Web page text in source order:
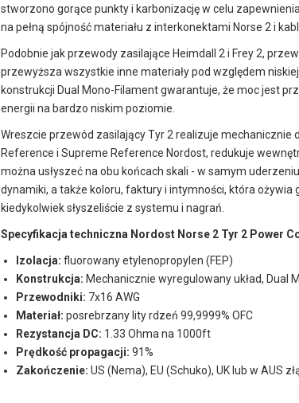
stworzono gorące punkty i karbonizację w celu
na pełną spójność materiału z interkonektami Norse 2 i
Podobnie jak przewody zasilające Heimdall 2 i Frey 2,
przewyższa wszystkie inne materiały pod względem
konstrukcji Dual Mono-Filament gwarantuje, że moc jest
energii na bardzo niskim poziomie.
Wreszcie przewód zasilający Tyr 2 realizuje mechanicznie
Reference i Supreme Reference Nordost, redukuje
można usłyszeć na obu końcach skali - w samym
dynamiki, a także koloru, faktury i intymności, która
kiedykolwiek słyszeliście z systemu i nagrań.
Specyfikacja techniczna Nordost Norse 2 Tyr 2 Power
Izolacja: fluorowany etylenopropylen (FEP)
Konstrukcja: Mechanicznie wyregulowany układ, Dual
Przewodniki: 7x16 AWG
Materiał: posrebrzany lity rdzeń 99,9999% OFC
Rezystancja DC: 1.33 Ohma na 1000ft
Prędkość propagacji: 91%
Zakończenie: US (Nema), EU (Schuko), UK lub w AUS